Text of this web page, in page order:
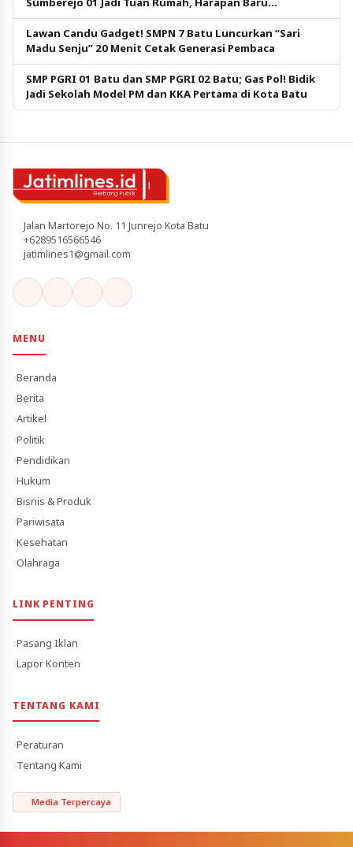
Pendidikan Gratis
Lawan Candu Gadget! SMPN 7 Batu Luncurkan “Sari
Madu Senju” 20 Menit Cetak Generasi Pembaca
SMP PGRI 01 Batu dan SMP PGRI 02 Batu; Gas Pol! Bidik
Jadi Sekolah Model PM dan KKA Pertama di Kota Batu
Jalan Martorejo No. 11 Junrejo Kota Batu
+6289516566546
jatimlines1@gmail.com
MENU
Beranda
Berita
Artikel
Politik
Pendidikan
Hukum
Bisnis & Produk
Pariwisata
Kesehatan
Olahraga
LINK PENTING
Pasang Iklan
Lapor Konten
TENTANG KAMI
Peraturan
Tentang Kami
Media Terpercaya